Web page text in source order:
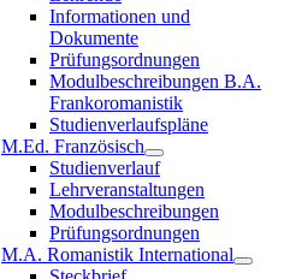
Informationen und
Dokumente
Prüfungsordnungen
Modulbeschreibungen B.A.
Frankoromanistik
Studienverlaufspläne
M.Ed. Französisch
Studienverlauf
Lehrveranstaltungen
Modulbeschreibungen
Prüfungsordnungen
M.A. Romanistik International